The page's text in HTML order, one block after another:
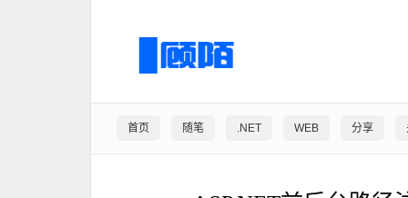
首页 随笔 .NET WEB 分享